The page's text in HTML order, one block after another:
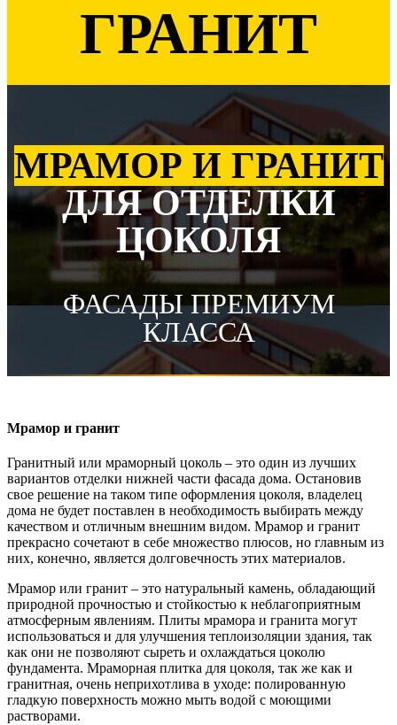
ГРАНИТ
МРАМОР И ГРАНИТ
ДЛЯ ОТДЕЛКИ
ЦОКОЛЯ
ФАСАДЫ ПРЕМИУМ
КЛАССА
Мрамор и гранит
Гранитный или мраморный цоколь – это один из лучших
вариантов отделки нижней части фасада дома. Остановив
свое решение на таком типе оформления цоколя, владелец
дома не будет поставлен в необходимость выбирать между
качеством и отличным внешним видом. Мрамор и гранит
прекрасно сочетают в себе множество плюсов, но главным из
них, конечно, является долговечность этих материалов.
Мрамор или гранит – это натуральный камень, обладающий
природной прочностью и стойкостью к неблагоприятным
атмосферным явлениям. Плиты мрамора и гранита могут
использоваться и для улучшения теплоизоляции здания, так
как они не позволяют сыреть и охлаждаться цоколю
фундамента. Мраморная плитка для цоколя, так же как и
гранитная, очень неприхотлива в уходе: полированную
гладкую поверхность можно мыть водой с моющими
растворами.